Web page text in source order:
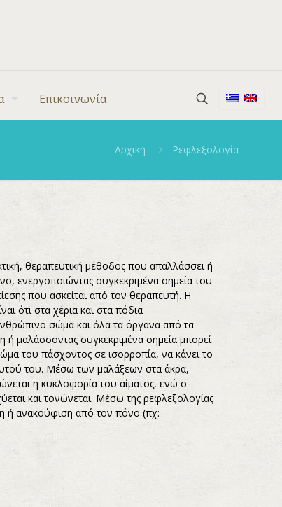
Επικοινωνία
Αρχική Ρεφλεξολογία
θεραπευτική μέθοδος που απαλλάσσει ή
ενεργοποιώντας συγκεκριμένα σημεία του
που ασκείται από τον θεραπευτή. Η
ότι στα χέρια και στα πόδια
ανθρώπινο σώμα και όλα τα όργανα από τα
ή μαλάσσοντας συγκεκριμένα σημεία μπορεί
του πάσχοντος σε ισορροπία, να κάνει το
του. Μέσω των μαλάξεων στα άκρα,
η κυκλοφορία του αίματος, ενώ ο
και τονώνεται. Μέσω της ρεφλεξολογίας
ή ανακούφιση από τον πόνο (πχ: